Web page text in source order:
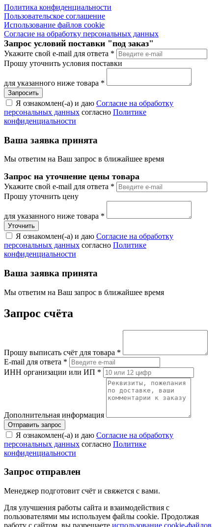
Политика конфиденциальности
Пользовательское соглашение
Использование файлов cookie
Согласие на обработку персональных данных
Запрос условий поставки "под заказ"
Укажите свой e-mail для ответа *
Прошу уточнить условия поставки
для указанного ниже товара *
Я ознакомлен(-а) и даю Согласие на обработку
персональных данных согласно Политике
конфиденциальности
Ваша заявка принята
Мы ответим на Ваш запрос в ближайшее время
Запрос на уточнение цены товара
Укажите свой e-mail для ответа *
Прошу уточнить цену
для указанного ниже товара *
Я ознакомлен(-а) и даю Согласие на обработку
персональных данных согласно Политике
конфиденциальности
Ваша заявка принята
Мы ответим на Ваш запрос в ближайшее время
Запрос счёта
Прошу выписать счёт для товара *
E-mail для ответа *
ИНН организации или ИП *
Дополнительная информация
Я ознакомлен(-а) и даю Согласие на обработку
персональных данных согласно Политике
конфиденциальности
Запрос отправлен
Менеджер подготовит счёт и свяжется с вами.
Для улучшения работы сайта и взаимодействия с
пользователями мы используем файлы cookie. Продолжая
работу с сайтом, вы разрешаете использование cookie-файлов